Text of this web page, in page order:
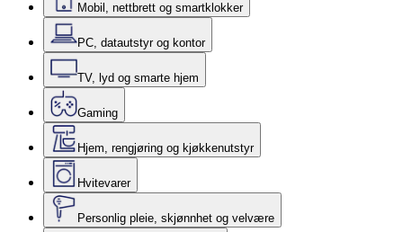
Mobil, nettbrett og smartklokker
PC, datautstyr og kontor
TV, lyd og smarte hjem
Gaming
Hjem, rengjøring og kjøkkenutstyr
Hvitevarer
Personlig pleie, skjønnhet og velvære